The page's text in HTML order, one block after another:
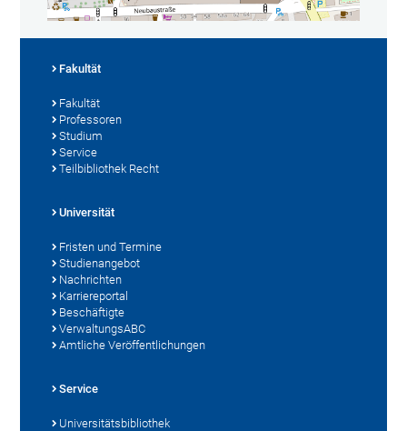
Fakultät
Fakultät
Professoren
Studium
Service
Teilbibliothek Recht
Universität
Fristen und Termine
Studienangebot
Nachrichten
Karriereportal
Beschäftigte
VerwaltungsABC
Amtliche Veröffentlichungen
Service
Universitätsbibliothek